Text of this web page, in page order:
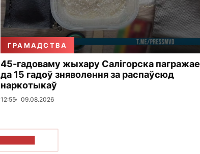
ГРАМАДСТВА
45-гадоваму жыхару Салігорска пагражае
да 15 гадоў зняволення за распаўсюд
наркотыкаў
12:55 09.08.2026